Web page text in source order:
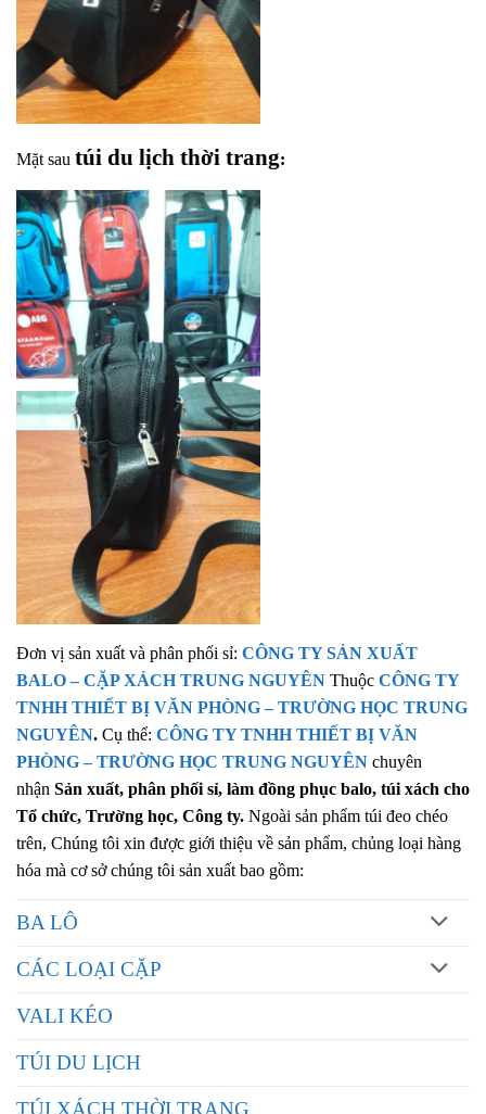
Mặt sau túi du lịch thời trang:
Đơn vị sản xuất và phân phối sỉ: CÔNG TY SẢN XUẤT
BALO–CẶP XÁCH TRUNG NGUYÊN Thuộc CÔNG TY
TNHH THIẾT BỊ VĂN PHÒNG– TRƯỜNG HỌC TRUNG
NGUYÊN. Cụ thể: CÔNG TY TNHH THIẾT BỊ VĂN
PHÒNG – TRƯỜNG HỌC TRUNG NGUYÊN chuyên
nhận Sản xuất, phân phối sỉ, làm đồng phục balo, túi xách cho
Tổ chức, Trường học, Công ty. Ngoài sản phẩm túi đeo chéo
trên, Chúng tôi xin được giới thiệu về sản phẩm, chủng loại hàng
hóa mà cơ sở chúng tôi sản xuất bao gồm:
BA LÔ
CÁC LOẠI CẶP
VALI KÉO
TÚI DU LỊCH
TÚI XÁCH THỜI TRANG